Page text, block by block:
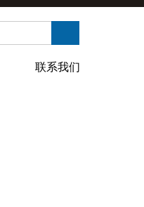
联系我们